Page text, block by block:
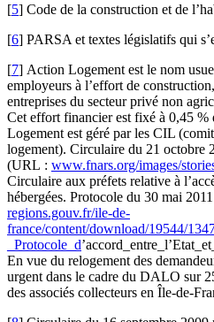
[5] Code de la construction et de
[6] PARSA et textes législatifs qui
[7] Action Logement est le nom
employeurs à l’effort de
entreprises du secteur privé non
Cet effort financier est fixé à 0,45 %
Logement est géré par les CIL
logement). Circulaire du 21 octobre
(URL : www.fnars.org/images/
Circulaire aux préfets relative à
hébergées. Protocole du 30 mai
regions.gouv.fr/ile-de-
france/content/download/19544/
_Protocole_d
En vue du relogement des
urgent dans le cadre du DALO sur
des associés collecteurs en Île-de-